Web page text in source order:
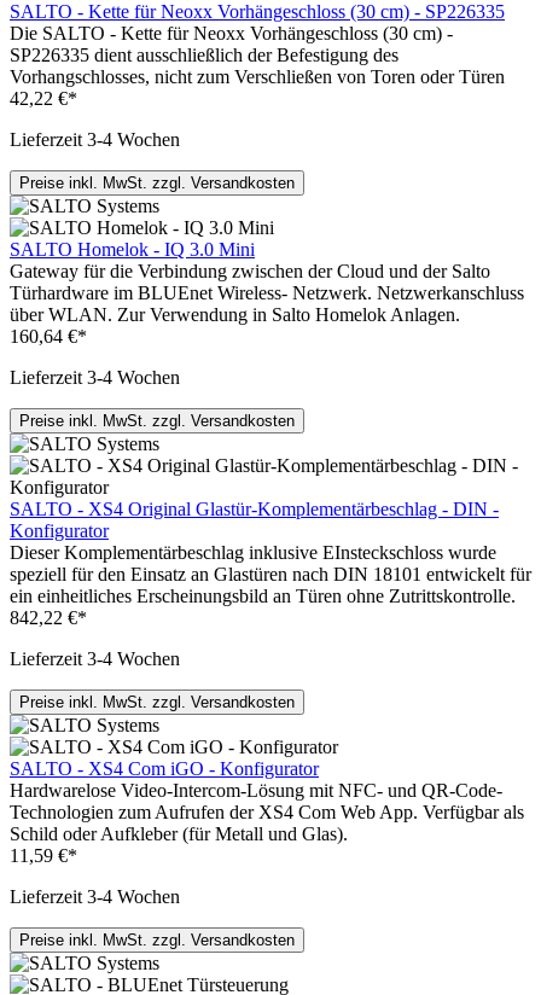
SALTO - Kette für Neoxx Vorhängeschloss (30 cm) - SP226335
Die SALTO - Kette für Neoxx Vorhängeschloss (30 cm) -
SP226335 dient ausschließlich der Befestigung des
Vorhangschlosses, nicht zum Verschließen von Toren oder Türen
42,22 €*
Lieferzeit 3-4 Wochen
Preise inkl. MwSt. zzgl. Versandkosten
SALTO Homelok - IQ 3.0 Mini
Gateway für die Verbindung zwischen der Cloud und der Salto
Türhardware im BLUEnet Wireless- Netzwerk. Netzwerkanschluss
über WLAN. Zur Verwendung in Salto Homelok Anlagen.
160,64 €*
Lieferzeit 3-4 Wochen
Preise inkl. MwSt. zzgl. Versandkosten
SALTO - XS4 Original Glastür-Komplementärbeschlag - DIN -
Konfigurator
Dieser Komplementärbeschlag inklusive EInsteckschloss wurde
speziell für den Einsatz an Glastüren nach DIN 18101 entwickelt für
ein einheitliches Erscheinungsbild an Türen ohne Zutrittskontrolle.
842,22 €*
Lieferzeit 3-4 Wochen
Preise inkl. MwSt. zzgl. Versandkosten
SALTO - XS4 Com iGO - Konfigurator
Hardwarelose Video-Intercom-Lösung mit NFC- und QR-Code-
Technologien zum Aufrufen der XS4 Com Web App. Verfügbar als
Schild oder Aufkleber (für Metall und Glas).
11,59 €*
Lieferzeit 3-4 Wochen
Preise inkl. MwSt. zzgl. Versandkosten